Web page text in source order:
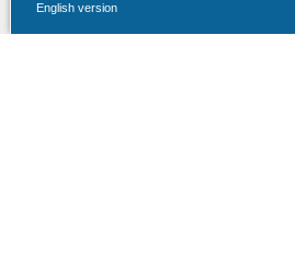
English version